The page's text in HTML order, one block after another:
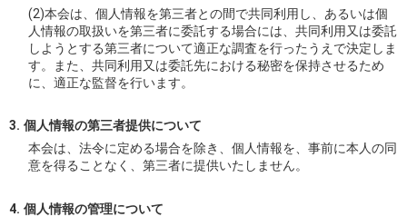
(2)本会は、個人情報を第三者との間で共同利用し、あるいは個
人情報の取扱いを第三者に委託する場合には、共同利用又は委託
しようとする第三者について適正な調査を行ったうえで決定しま
す。また、共同利用又は委託先における秘密を保持させるため
に、適正な監督を行います。
個人情報の第三者提供について
本会は、法令に定める場合を除き、個人情報を、事前に本人の同
意を得ることなく、第三者に提供いたしません。
個人情報の管理について